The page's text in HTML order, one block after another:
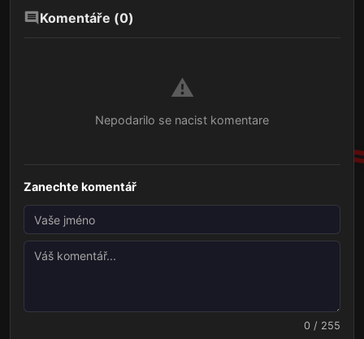
Komentáře (0)
⚠️
Nepodarilo se nacist komentare
Zanechte komentář
0 / 255